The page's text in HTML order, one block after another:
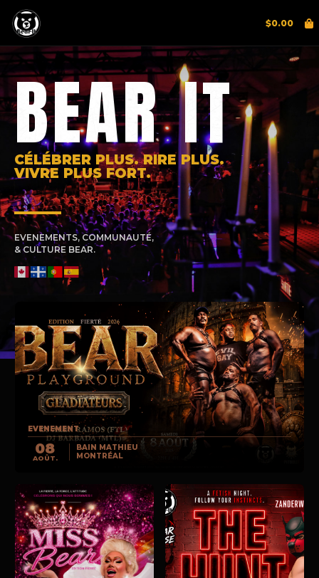
$0.00
BEAR IT
CÉLÉBRER PLUS. RIRE PLUS.
VIVRE PLUS FORT.
EVENEMENTS, COMMUNAUTÉ,
& CULTURE BEAR.
EVENEMENT
08
AOÛT.
BAIN MATHIEU
MONTRÉAL